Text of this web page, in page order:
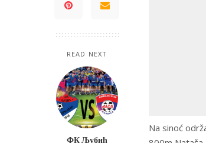
READ NEXT
ФК Љубић
Na sinoć